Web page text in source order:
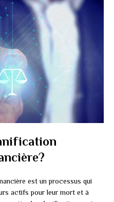
est un processus qui
actifs pour leur mort et à